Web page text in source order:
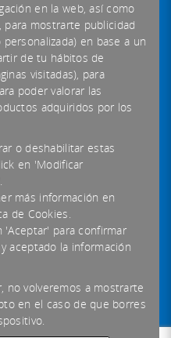
en la web, así como
para mostrarte publicidad
en base a un
de tu hábitos de
visitadas), para
poder valorar las
adquiridos por los
o deshabilitar estas
en 'Modificar
más información en
de Cookies.
'Aceptar' para confirmar
aceptado la información
no volveremos a mostrarte
en el caso de que borres